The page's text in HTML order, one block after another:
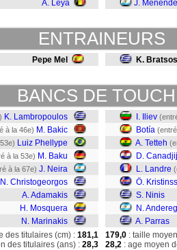
A. Leya
J.
ENTRAINEURS
Pepe Mel K. Bratsos
BANCS DE
K. Lambropoulos
à la 46e) M. Bakic
Luiz Phellype
à la 53e) M. Baku
à la 67e) J. Neira
N. Christogeorgos
A. Adamakis
H. Mosquera
N. Marinakis
I. Iliev
Botía
A. Tetteh
D.
L. Landre
Ö.
S. Ninis
N.
A. Parras
des titulaires (cm) : 181,1
des titulaires (ans) : 28,3
179,0 : taille
28,2 : age moyen